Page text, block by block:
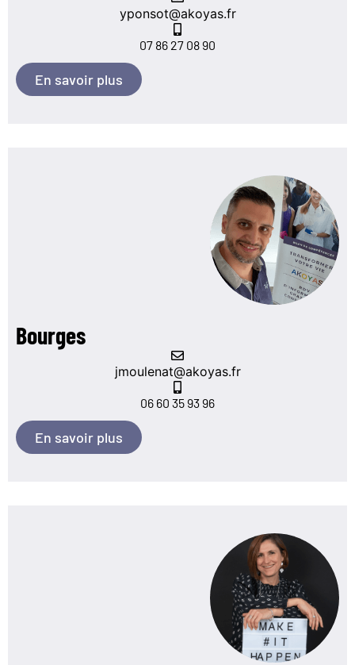
yponsot@akoyas.fr
07 86 27 08 90
En savoir plus
Bourges
jmoulenat@akoyas.fr
06 60 35 93 96
En savoir plus